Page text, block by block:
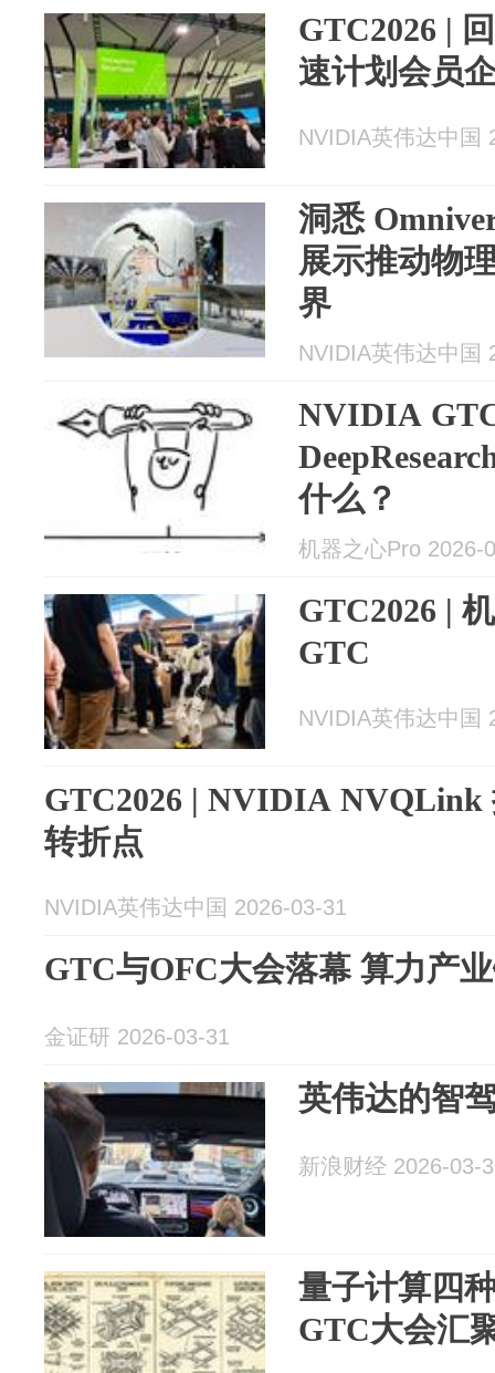
GTC2026 |
速计划会员
NVIDIA英伟达中国
洞悉
展示推动物
界
NVIDIA英伟达中国
NVIDIA
什么？
机器之心Pro 2026-
GTC2026 |
GTC
NVIDIA英伟达中国
GTC2026 | NVIDIA NVQLink
转折点
NVIDIA英伟达中国 2026-03-31
GTC与OFC大会落幕 算力产
金证研 2026-03-31
英伟达的智
新浪财经 2026-03-
量子计算四
GTC大会汇